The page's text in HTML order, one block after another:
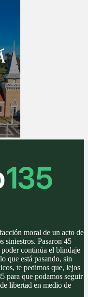
moral de un acto de
siniestros. Pasaron 45
continúa el blindaje
que está pasando, sin
te pedimos que, lejos
para que podamos seguir
libertad en medio de